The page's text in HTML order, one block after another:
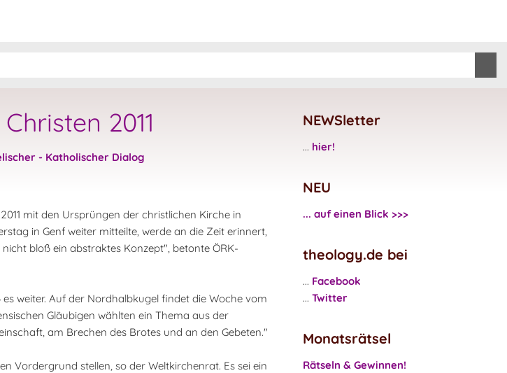
2011
- Katholischer Dialog
mit den Ursprüngen der christlichen Kirche in
in Genf weiter mitteilte, werde an die Zeit erinnert,
bloß ein abstraktes Konzept", betonte ÖRK-
weiter. Auf der Nordhalbkugel findet die Woche vom
Gläubigen wählten ein Thema aus der
am Brechen des Brotes und an den Gebeten."
Vordergrund stellen, so der Weltkirchenrat. Es sei ein
NEWSletter
... hier!
NEU
... auf einen Blick >>>
theology.de bei
... Facebook
... Twitter
Monatsrätsel
Rätseln & Gewinnen!